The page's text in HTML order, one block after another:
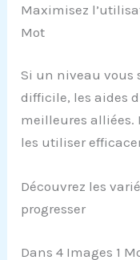
Maximisez
Mot
Si un niveau
difficile, les aides
meilleures alliées.
les utiliser
Découvrez les
progresser
Dans 4 Images 1